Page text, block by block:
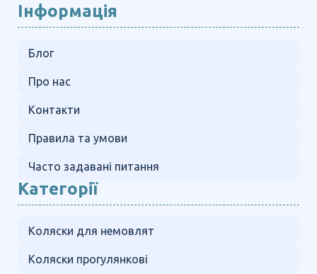
Інформація
Блог
Про нас
Контакти
Правила та умови
Часто задавані питання
Категорії
Коляски для немовлят
Коляски прогулянкові